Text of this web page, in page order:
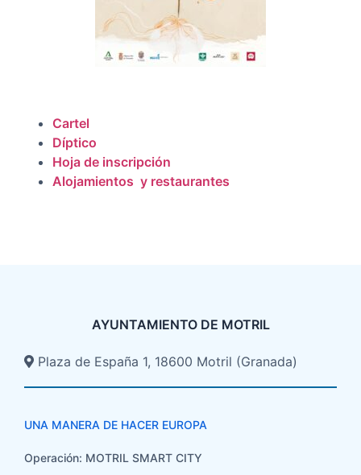
Cartel
Díptico
Hoja de inscripción
Alojamientos y restaurantes
AYUNTAMIENTO DE MOTRIL
Plaza de España 1, 18600 Motril (Granada)​
UNA MANERA DE HACER EUROPA
Operación: MOTRIL SMART CITY